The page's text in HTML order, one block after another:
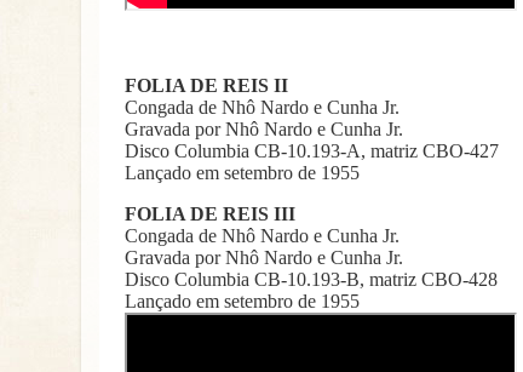
FOLIA DE REIS II
Congada de Nhô Nardo e Cunha Jr.
Gravada por Nhô Nardo e Cunha Jr.
Disco Columbia CB-10.193-A, matriz CBO-427
Lançado em setembro de 1955
FOLIA DE REIS III
Congada de Nhô Nardo e Cunha Jr.
Gravada por Nhô Nardo e Cunha Jr.
Disco Columbia CB-10.193-B, matriz CBO-428
Lançado em setembro de 1955